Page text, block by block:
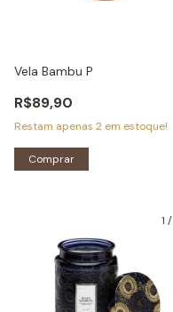
Vela Bambu P
R$89,90
Restam apenas 2 em estoque!
Comprar
1 /